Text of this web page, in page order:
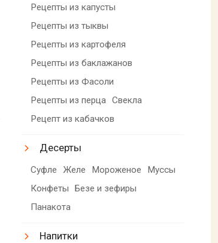
Рецепты из капусты
Рецепты из тыквы
Рецепты из картофеля
Рецепты из баклажанов
Рецепты из Фасоли
Рецепты из перца Свекла
Рецепт из кабачков
Десерты
Суфле Желе Мороженое
Муссы
Конфеты
Безе и зефиры
Панакота
Напитки